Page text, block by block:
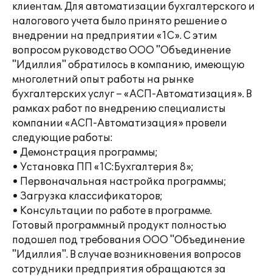
клиентам. Для автоматизации бухгалтерского и
налогового учета было принято решение о
внедрении на предприятии «1С». С этим
вопросом руководство ООО "Объединение
"Идиллия" обратилось в компанию, имеющую
многолетний опыт работы на рынке
бухгалтерских услуг – «АСП-Автоматизация». В
рамках работ по внедрению специалисты
компании «АСП-Автоматизация» провели
следующие работы:
• Демонстрация программы;
• Установка ПП «1С:Бухгалтерия 8»;
• Первоначальная настройка программы;
• Загрузка классификаторов;
• Консультации по работе в программе.
Готовый программный продукт полностью
подошел под требования ООО "Объединение
"Идиллия". В случае возникновения вопросов
сотрудники предприятия обращаются за